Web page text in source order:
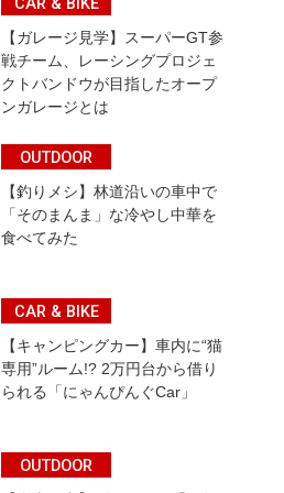
【ガレージ見学】スーパーGT参
戦チーム、レーシングプロジェ
クトバンドウが目指したオープ
ンガレージとは
OUTDOOR
【釣りメシ】林道沿いの車中で
「そのまんま」な冷やし中華を
食べてみた
CAR & BIKE
【キャンピングカー】車内に“猫
専用”ルーム!? 2万円台から借り
られる「にゃんぴんぐCar」
OUTDOOR